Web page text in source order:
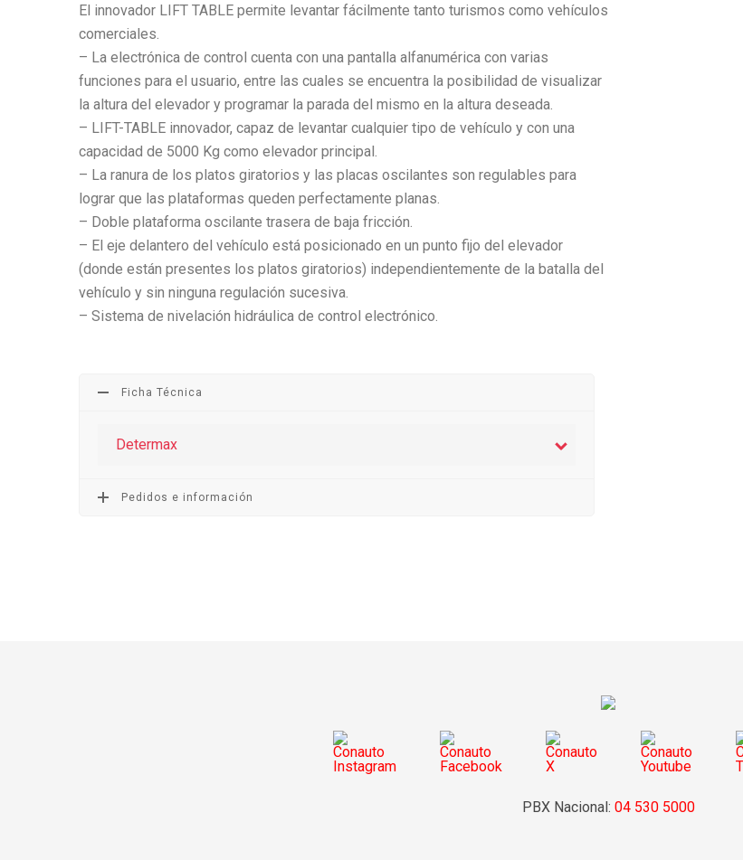
El innovador LIFT TABLE permite levantar fácilmente tanto turismos como vehículos
comerciales.
– La electrónica de control cuenta con una pantalla alfanumérica con varias
funciones para el usuario, entre las cuales se encuentra la posibilidad de visualizar
la altura del elevador y programar la parada del mismo en la altura deseada.
– LIFT-TABLE innovador, capaz de levantar cualquier tipo de vehículo y con una
capacidad de 5000 Kg como elevador principal.
– La ranura de los platos giratorios y las placas oscilantes son regulables para
lograr que las plataformas queden perfectamente planas.
– Doble plataforma oscilante trasera de baja fricción.
– El eje delantero del vehículo está posicionado en un punto fijo del elevador
(donde están presentes los platos giratorios) independientemente de la batalla del
vehículo y sin ninguna regulación sucesiva.
– Sistema de nivelación hidráulica de control electrónico.
Ficha Técnica
Determax
Pedidos e información
PBX Nacional: 04 530 5000